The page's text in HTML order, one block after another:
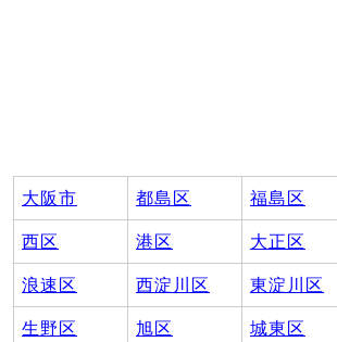
大阪市 都島区 福島区
西区 港区 大正区
浪速区 西淀川区 東淀川区
生野区 旭区 城東区